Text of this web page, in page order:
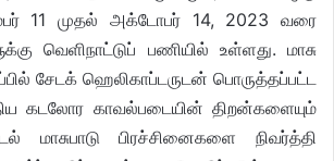
11 முதல் அக்டோபர் 14, 2023 வரை
வெளிநாட்டுப் பணியில் உள்ளது. மாசு
சேடக் ஹெலிகாப்டருடன் பொருத்தப்பட்ட
கடலோர காவல்படையின் திறன்களையும்
மாசுபாடு பிரச்சினைகளை நிவர்த்தி